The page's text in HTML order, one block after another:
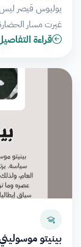
يوليوس قيصر
غيرت مسار
قراءة
بينيتو